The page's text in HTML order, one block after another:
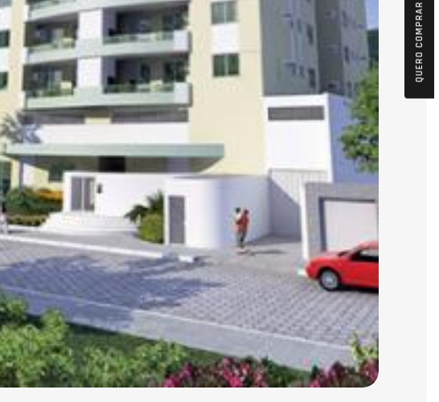
QUERO COMPRAR